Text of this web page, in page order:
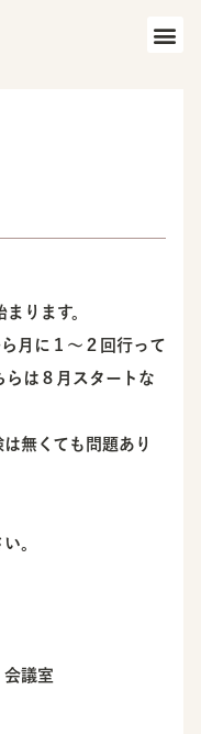
ります。
月に１～２回行って
らは８月スタートな
無くても問題あり
。
会議室